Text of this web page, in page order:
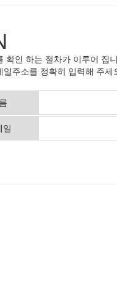
확인 하는 절차가 이루어 집
일주소를 정확히 입력해 주세
일